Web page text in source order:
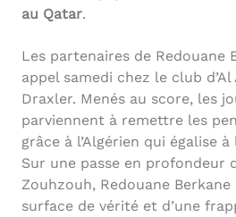
au Qatar.
Les partenaires de Redouane
appel samedi chez le club
Draxler. Menés au score, les
parviennent à remettre les
grâce à l’Algérien qui égalise
Sur une passe en profondeur
Zouhzouh, Redouane Berkane
surface de vérité et d’une